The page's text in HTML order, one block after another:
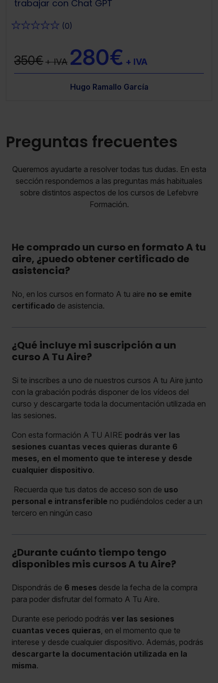
trabajar con Chat GPT
★★★★★ (0)
350€+ IVA 280€ + IVA
Hugo Ramallo García
Preguntas frecuentes
Queremos ayudarte a resolver todas tus dudas. En esta
sección respondemos a las preguntas más habituales
sobre distintos aspectos de los cursos de Lefebvre
Formación.
He comprado un curso en formato A tu
aire, ¿puedo obtener certificado de
asistencia?
No, en los cursos en formato A tu aire no se emite
certificado de asistencia.
¿Qué incluye mi suscripción a un
curso A Tu Aire?
Si te inscribes a uno de nuestros cursos A tu Aire junto
con la grabación podrás disponer de los vídeos del
curso y descargarte toda la documentación utilizada en
las sesiones.
Con esta formación A TU AIRE podrás ver las
sesiones cuantas veces quieras durante 6
meses, en el momento que te interese y desde
cualquier dispositivo.
Recuerda que tus datos de acceso son de uso
personal e intransferible no pudiéndolos ceder a un
tercero en ningún caso
¿Durante cuánto tiempo tengo
disponibles mis cursos A tu Aire?
Dispondrás de 6 meses desde la fecha de la compra
para poder disfrutar del formato A Tu Aire.
Durante ese periodo podrás ver las sesiones
cuantas veces quieras , en el momento que te
interese y desde cualquier dispositivo. Además, podrás
descargarte la documentación utilizada en la
misma.